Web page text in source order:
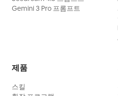
Gemini 3 Pro 프롬프트
제품
스킬